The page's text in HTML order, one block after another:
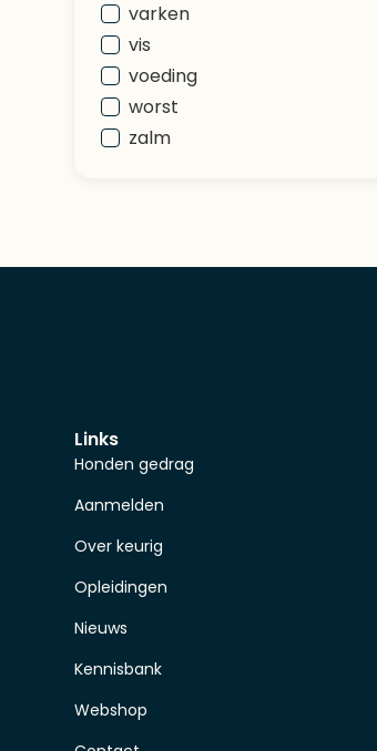
varken
vis
voeding
worst
zalm
Links
Honden gedrag
Aanmelden
Over keurig
Opleidingen
Nieuws
Kennisbank
Webshop